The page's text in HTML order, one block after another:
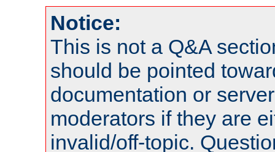
Notice:
This is not a Q&A
should be pointed
documentation or
moderators if they are
invalid/off-topic.